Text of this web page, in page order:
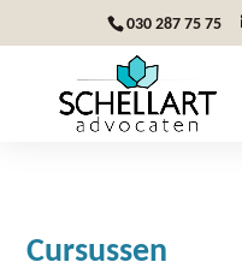
030 287 75 75
Cursussen